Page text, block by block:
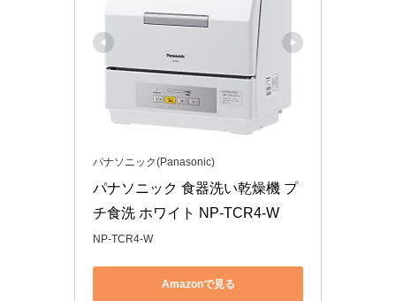
パナソニック(Panasonic)
パナソニック 食器洗い乾燥機 プ
チ食洗 ホワイト NP-TCR4-W
NP-TCR4-W
Amazonで見る